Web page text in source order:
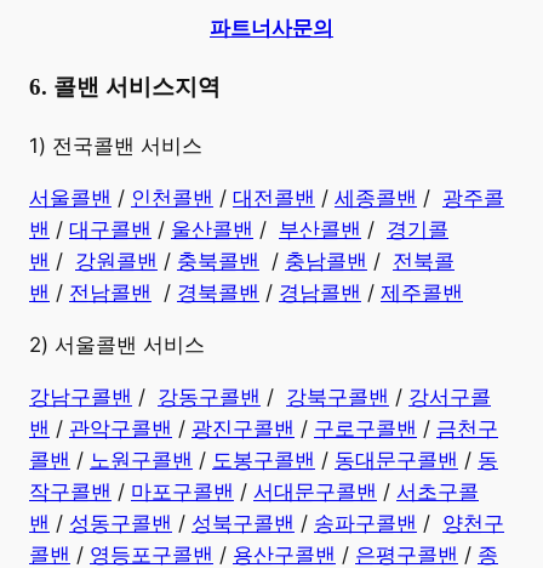
파트너사문의
6. 콜밴 서비스지역
​1) 전국콜밴 서비스
서울콜밴 / 인천콜밴 / 대전콜밴 / 세종콜밴 / 광주콜
밴 / 대구콜밴 / 울산콜밴 / 부산콜밴 / 경기콜
밴 / 강원콜밴 / 충북콜밴 / 충남콜밴 / 전북콜
밴 / 전남콜밴 / 경북콜밴 / 경남콜밴 ​ / 제주콜밴
2) 서울콜밴 서비스
강남구콜밴 / 강동구콜밴 / 강북구콜밴 / 강서구콜
밴 / 관악구콜밴 / 광진구콜밴 / 구로구콜밴 / 금천구
콜밴 / 노원구콜밴 / 도봉구콜밴 / 동대문구콜밴 / 동
작구콜밴 / 마포구콜밴 / 서대문구콜밴 / 서초구콜
밴 / 성동구콜밴 / 성북구콜밴 / 송파구콜밴 / 양천구
콜밴 / 영등포구콜밴 / 용산구콜밴 / 은평구콜밴 / 종